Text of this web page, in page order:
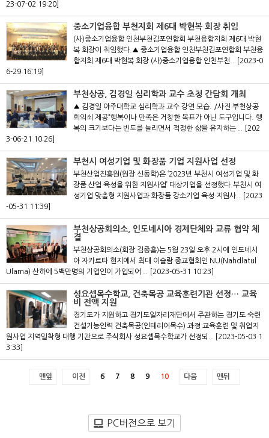
23-07-02 19:20]
중소기업융합 부천지회 제6대 박현복 회장 취임
(사)중소기업융합 인천부천김포연합회 부천융합지회 제6대 박현
복 회장이 취임했다.▲ 중소기업융합 인천부천김포연합회 부천융
합지회 제6대 박현복 회장 (사)중소기업융합 인천부천..
[2023-0
6-29 16:19]
부천상공, 김경일 심리학과 교수 초청 간담회 개최
▲ 김경일 아주대학교 심리학과 교수 강연 모습. /사진 부천상공
회의쇠 제공“행복이나 만족은 거창한 목표가 아닌 도구입니다. 행
복의 크기보다는 빈도를 늘리면서 적정한 삶을 유지하는 ..
[202
3-06-21 10:26]
부천시 여성기업 및 화장품 기업 지원사업 선정
부천산업진흥원(원장 신동학)은 ‘2023년 부천시 여성기업 및 화
장품 산업 육성을 위한 지원사업’ 대상기업을 선정했다.부천시 여
성기업 맞춤형 지원사업과 화장품 강소기업 육성 지원사..
[2023
-05-31 11:39]
부천상공회의소, 인도네시아 경제단체와 교류 협약 체
결
부천상공회의소(회장 김종흠)는 5월 23일 오후 2시에 인도네시
아 자카르타 현지에서 최대 이슬람 종교협회인 NU(Nahdlatul
Ulama) 산하에 5백만명의 기업인이 가입되어 ..
[2023-05-31 10:23]
성요셉목수학교, 건축목공 교육훈련기관 선정… 교육
비 전액 지원
경기도가 지원하고 경기도일자리재단에서 주관하는 경기도 숙련
건설기능인력 건축목공(인테리어목수) 과정 교육훈련 및 취업지
원사업 지역밀착형 대행 기관으로 주식회사 성요셉목수학교가 선정되..
[2023-05-03 1
3:33]
맨앞 이전 6 7 8 9 10 다음 맨뒤
PC버전으로 보기